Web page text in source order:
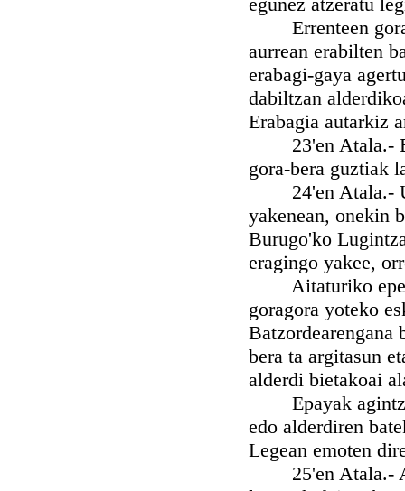
Errenteen gora-
aurrean erabilten
erabagi-gaya
dabiltzan
Erabagia autarkiz
23'en Atala.-
gora-bera guztiak
24'en Atala.-
yakenean, onekin
Burugo'ko
eragingo yakee,
Aitaturiko epe
goragora yoteko
Batzordearengana
bera ta argitasun
alderdi bietakoai
Epayak
edo alderdiren
Legean emoten
25'en Atala.-